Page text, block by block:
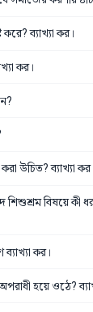
করে? ব্যাখ্যা কর।
কর।
উচিত? ব্যাখ্যা
বিষয়ে কী
কর।
হয়ে ওঠে?